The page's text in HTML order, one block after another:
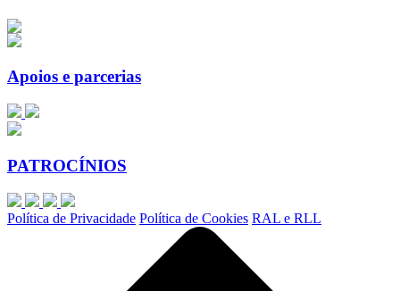
Apoios e parcerias
PATROCÍNIOS
Política de Privacidade Política de Cookies RAL e RLL